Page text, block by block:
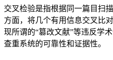
交叉检验是指根据同一篇目扫
方面，将几个有用信息交叉比
现所谓的“篡改文献”等违反学
查重系统的可靠性和证据性。